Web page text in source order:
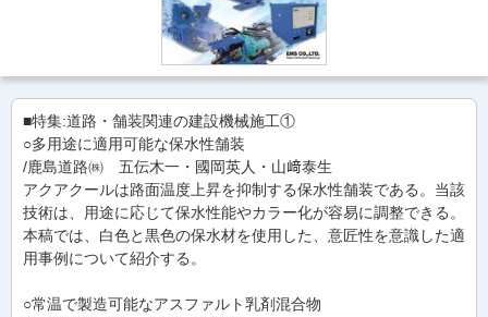
■特集:道路・舗装関連の建設機械施工①
○多用途に適用可能な保水性舗装
/鹿島道路㈱ 五伝木一・國岡英人・山﨑泰生
アクアクールは路面温度上昇を抑制する保水性舗装である。当該
技術は、用途に応じて保水性能やカラー化が容易に調整できる。
本稿では、白色と黒色の保水材を使用した、意匠性を意識した適
用事例について紹介する。
○常温で製造可能なアスファルト乳剤混合物